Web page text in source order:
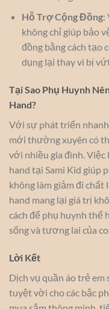
Hỗ Trợ Cộng Đồng:
không chỉ giúp bảo
đồng bằng cách tạo
dụng lại thay vì bị
Tại Sao Phụ Huynh
Hand?
Với sự phát triển nhanh
mới thường xuyên có
với nhiều gia đình. Việc
hand tại Sami Kid giúp
không làm giảm đi chất
hand mang lại giá trị
cách để phụ huynh thể
sống và tương lai của
Lời Kết
Dịch vụ quần áo trẻ em
tuyệt vời cho các bậc